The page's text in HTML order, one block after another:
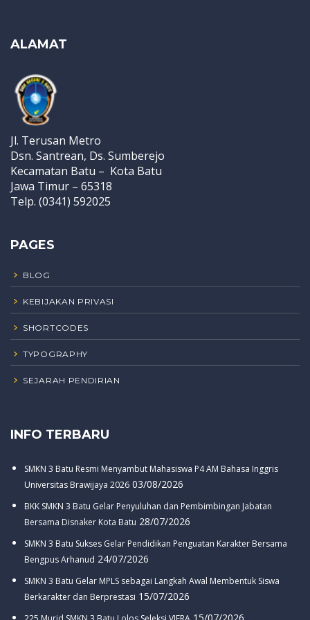
ALAMAT
Jl. Terusan Metro
Dsn. Santrean, Ds. Sumberejo
Kecamatan Batu – Kota Batu
Jawa Timur – 65318
Telp. (0341) 592025
PAGES
BLOG
KEBIJAKAN PRIVASI
SHORTCODES
TYPOGRAPHY
SEJARAH PENDIRIAN
INFO TERBARU
SMKN 3 Batu Resmi Menyambut Mahasiswa P4 AM Bahasa Inggris
Universitas Brawijaya 2026 03/08/2026
BKK SMKN 3 Batu Gelar Penyuluhan dan Pembimbingan Jabatan
Bersama Disnaker Kota Batu 28/07/2026
SMKN 3 Batu Sukses Gelar Pendidikan Penguatan Karakter Bersama
Bengpus Arhanud 24/07/2026
SMKN 3 Batu Gelar MPLS sebagai Langkah Awal Membentuk Siswa
Berkarakter dan Berprestasi 15/07/2026